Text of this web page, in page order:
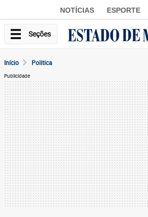
NOTÍCIAS ESPORTE
Seções
Início Politica
Publicidade